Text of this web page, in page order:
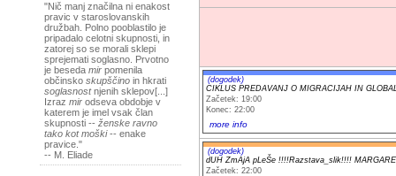
"Nič manj značilna ni enakost
pravic v staroslovanskih
družbah. Polno pooblastilo je
pripadalo celotni skupnosti, in
zatorej so se morali sklepi
sprejemati soglasno. Prvotno
je beseda mir pomenila
občinsko skupščino in hkrati
soglasnostnjenih sklepov[...]
Izraz mir odseva obdobje v
katerem je imel vsak član
skupnosti -- ženske ravno
tako kot moški-- enake
pravice."
-- M. Eliade
(dogodek)
CIKLUS PREDAVANJ O MIGRACIJAH IN
Začetek: 19:00
Konec: 22:00
more info
(dogodek)
dUH ZmAjA pLeŠe !!!!Razstava_slik!!!!
Začetek: 22:00